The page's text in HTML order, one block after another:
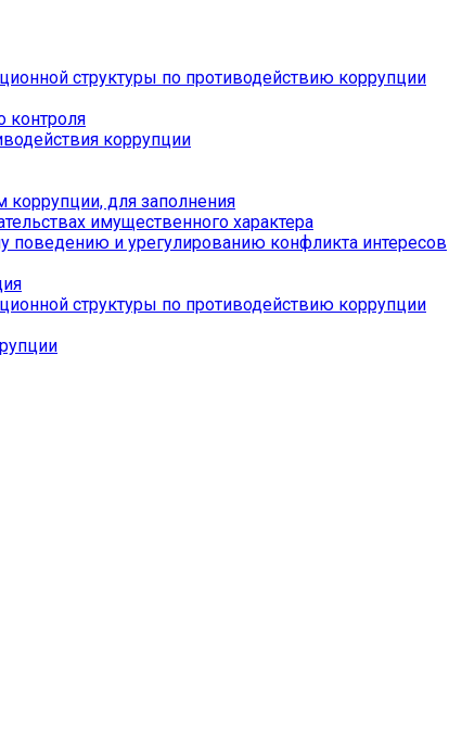
структуры по противодействию коррупции
контроля
коррупции
для заполнения
имущественного характера
и урегулированию конфликта интересов
структуры по противодействию коррупции